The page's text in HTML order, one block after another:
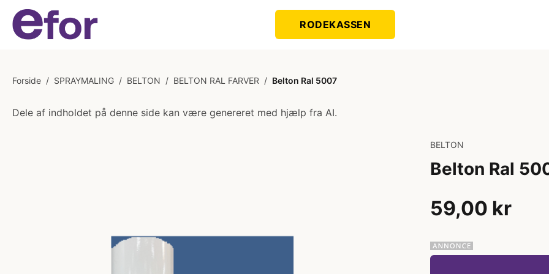
RODEKASSEN
Forside / SPRAYMALING / BELTON / BELTON RAL FARVER / Belton Ral 5007
Dele af indholdet på denne side kan være genereret med hjælp fra AI.
BELTON
Belton Ral
59,00 kr